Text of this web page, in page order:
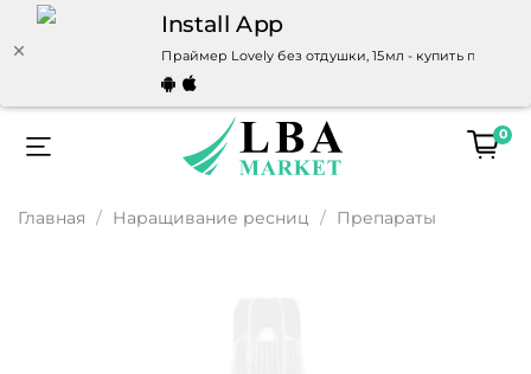
Install App
Праймер Lovely без отдушки, 15мл - купить по
0
Главная Наращивание ресниц Препараты